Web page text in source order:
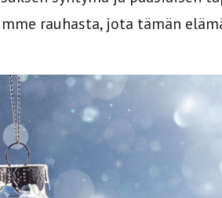
rauhasta, jota tämän